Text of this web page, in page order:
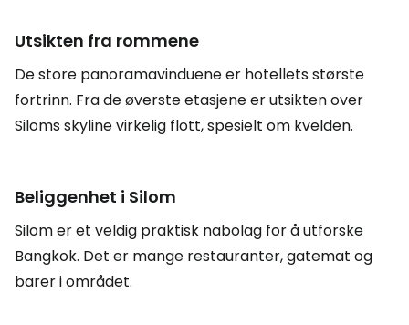
Utsikten fra rommene
De store panoramavinduene er hotellets største
fortrinn. Fra de øverste etasjene er utsikten over
Siloms skyline virkelig flott, spesielt om kvelden.
Beliggenhet i Silom
Silom er et veldig praktisk nabolag for å utforske
Bangkok. Det er mange restauranter, gatemat og
barer i området.